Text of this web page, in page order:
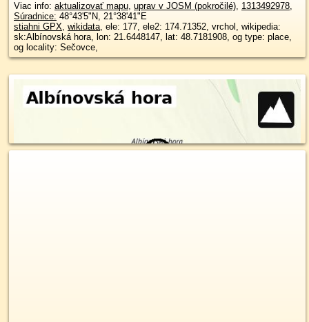
Viac info: aktualizovať mapu, uprav v JOSM (pokročilé), 1313492978,
Súradnice: 48°43'5"N, 21°38'41"E
stiahni GPX, wikidata, ele: 177, ele2: 174.71352, vrchol, wikipedia:
sk:Albínovská hora, lon: 21.6448147, lat: 48.7181908, og type: place,
og locality: Sečovce,